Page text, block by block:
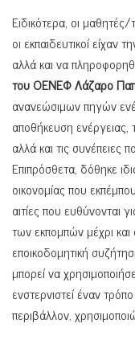
Ειδικότερα, οι
οι εκπαιδευτικοί είχαν
αλλά και να
του ΟΕΝΕΦ Λάζαρο
ανανεώσιμων πηγών
αποθήκευση ενέργειας,
αλλά και τις συνέπειες
Επιπρόσθετα, δόθηκε
οικονομίας που
αιτίες που ευθύνονται
των εκπομπών μέχρι
εποικοδομητική
μπορεί να
ενστερνιστεί έναν
περιβάλλον,